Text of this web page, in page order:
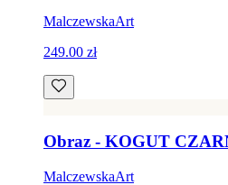
MalczewskaArt
249.00 zł
Obraz - KOGUT
MalczewskaArt